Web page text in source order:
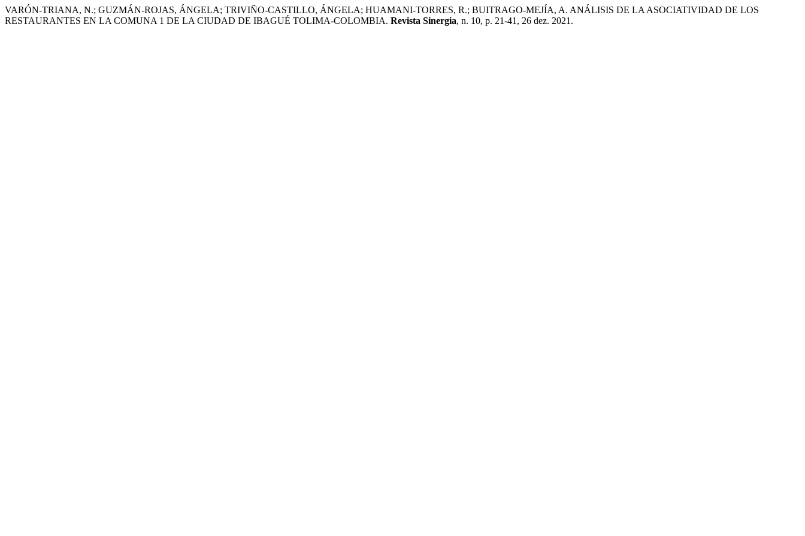
VARÓN-TRIANA, N.; GUZMÁN-ROJAS, ÁNGELA; TRIVIÑO-CASTILLO, ÁNGELA; HUAMANI-TORRES, R.; BUITRAGO-MEJÍA, A. ANÁLISIS DE LA ASOCIATIVIDAD DE LOS
RESTAURANTES EN LA COMUNA 1 DE LA CIUDAD DE IBAGUÉ TOLIMA-COLOMBIA. Revista Sinergia, n. 10, p. 21-41, 26 dez. 2021.